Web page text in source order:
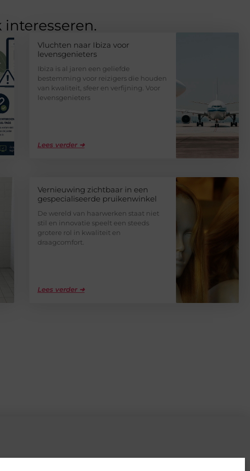
Vluchten naar Ibiza voor
levensgenieters
Ibiza is al jaren een geliefde
bestemming voor reizigers die houden
van kwaliteit, sfeer en verfijning. Voor
levensgenieters
Lees verder ➜
Vernieuwing zichtbaar in een
gespecialiseerde pruikenwinkel
De wereld van haarwerken staat niet
stil en innovatie speelt een steeds
grotere rol in kwaliteit en
draagcomfort.
Lees verder ➜